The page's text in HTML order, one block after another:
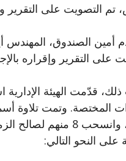
تم التصويت على التقرير
أمين الصندوق، المهندس
على التقرير وإقراره
قدّمت الهيئة الإدارية
ترشح، وانسحب 8
على النحو التالي: